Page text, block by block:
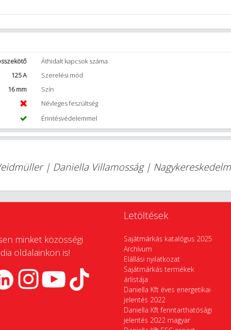
Áthidalt kapcsok száma
125 A Szerelési mód
16 mm Szín
Névleges feszültség
Érintésvédelemmel
| Daniella Villamosság |
minket közösségi
oldalainkon is!
Letöltések
Sajátmárkás katalógus 2025
Archívum
Elállási nyilatkozat
Sajátmárkás termékek
árlistája
Daniella Kft éves energetikai
jelentés 2022
Daniella Kft fenntarthatósági
jelentés 2022 magyar